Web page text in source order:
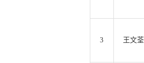
3 王文荃